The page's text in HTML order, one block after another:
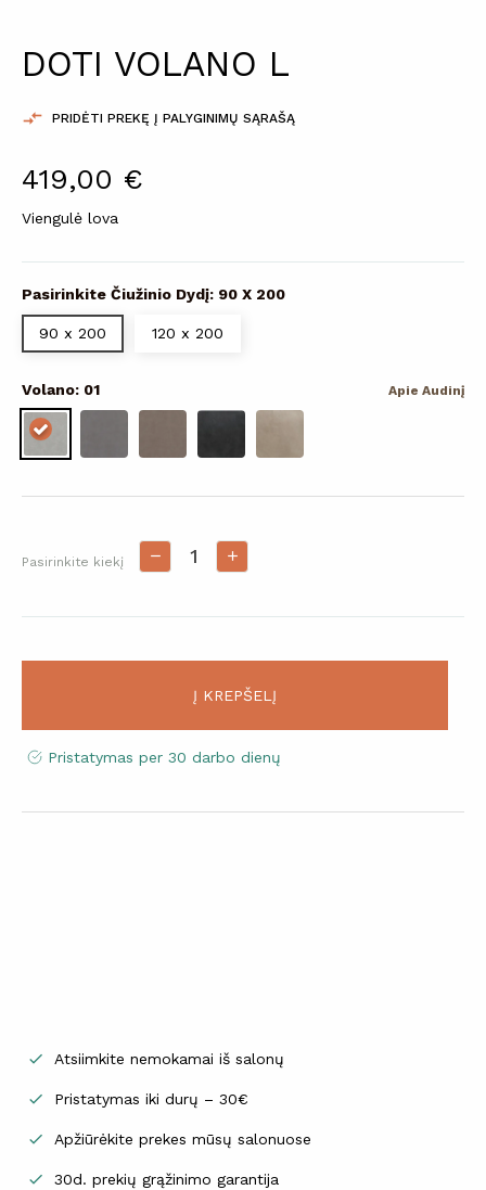
DOTI VOLANO L
 PRIDĖTI PREKĘ Į PALYGINIMŲ SĄRAŠĄ
419,00 €
Viengulė lova
Pasirinkite Čiužinio Dydį: 90 X 200
90 x 200 120 x 200
Volano: 01 Apie Audinį
Pasirinkite kiekį
Į KREPŠELĮ
Pristatymas per 30 darbo dienų
 Atsiimkite nemokamai iš salonų
 Pristatymas iki durų – 30€
 Apžiūrėkite prekes mūsų salonuose
 30d. prekių grąžinimo garantija